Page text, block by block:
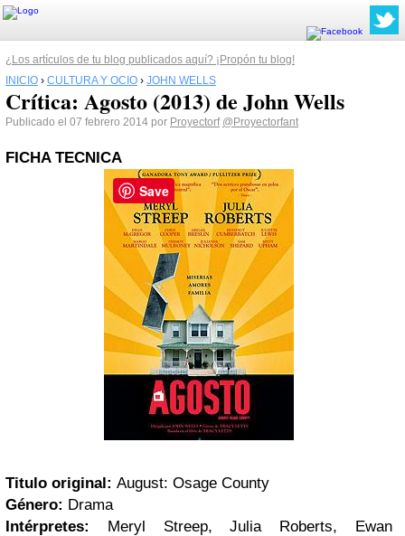
¿Los artículos de tu blog publicados aquí? ¡Propón tu blog!
INICIO › CULTURA Y OCIO › JOHN WELLS
Crítica: Agosto (2013) de John Wells
Publicado el 07 febrero 2014 por Proyectorf @Proyectorfant
FICHA TECNICA
Titulo original: August: Osage County
Género: Drama
Intérpretes: Meryl Streep, Julia Roberts, Ewan
Save